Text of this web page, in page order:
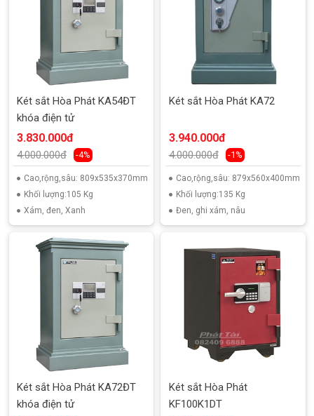
Két sắt Hòa Phát KA54ĐT
khóa điện tử
3.830.000đ
4.000.000đ -4%
Cao,rộng,sâu: 809x535x370mm
Khối lượng:105 Kg
Xám, đen, Xanh
Két sắt Hòa Phát KA72
3.940.000đ
4.000.000đ -1%
Cao,rộng,sâu: 879x560x400mm
Khối lượng:135 Kg
Đen, ghi xám, nâu
Két sắt Hòa Phát KA72ĐT
khóa điện tử
Két sắt Hòa Phát
KF100K1DT